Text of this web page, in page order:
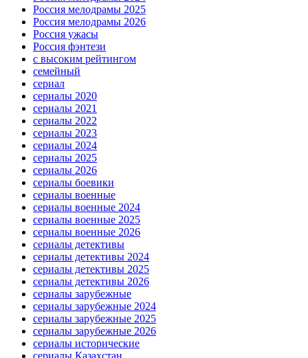
Россия мелодрамы 2025
Россия мелодрамы 2026
Россия ужасы
Россия фэнтези
с высоким рейтингом
семейный
сериал
сериалы 2020
сериалы 2021
сериалы 2022
сериалы 2023
сериалы 2024
сериалы 2025
сериалы 2026
сериалы боевики
сериалы военные
сериалы военные 2024
сериалы военные 2025
сериалы военные 2026
сериалы детективы
сериалы детективы 2024
сериалы детективы 2025
сериалы детективы 2026
сериалы зарубежные
сериалы зарубежные 2024
сериалы зарубежные 2025
сериалы зарубежные 2026
сериалы исторические